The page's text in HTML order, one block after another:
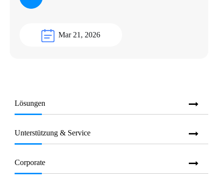
Mar 21, 2026
Lösungen
Unterstützung & Service
Corporate